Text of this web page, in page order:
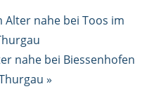
nahe bei Toos im
nahe bei Biessenhofen
»